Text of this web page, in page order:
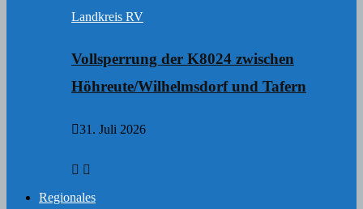
Landkreis RV
Vollsperrung der K8024 zwischen
Höhreute/Wilhelmsdorf und Tafern
31. Juli 2026
Regionales